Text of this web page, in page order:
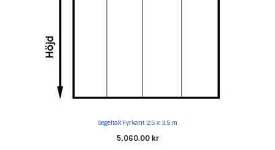
Segeltak Fyrkant 2,5 x 3,5 m
5,060.00 kr